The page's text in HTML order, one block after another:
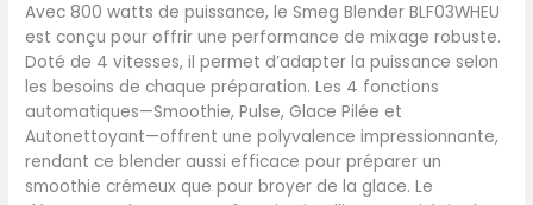
fonctionnel PERFORMANCE
ET STYLE : Avec son
mélange de technologie et
de style légèrement rétro,
le blender Smeg rend
chaque instant en cuisine
plus spécial
Avec 800 watts de puissance, le Smeg Blender BLF03WHEU
est conçu pour offrir une performance de mixage robuste.
Doté de 4 vitesses, il permet d’adapter la puissance selon
les besoins de chaque préparation. Les 4 fonctions
automatiques—Smoothie, Pulse, Glace Pilée et
Autonettoyant—offrent une polyvalence impressionnante,
rendant ce blender aussi efficace pour préparer un
smoothie crémeux que pour broyer de la glace. Le